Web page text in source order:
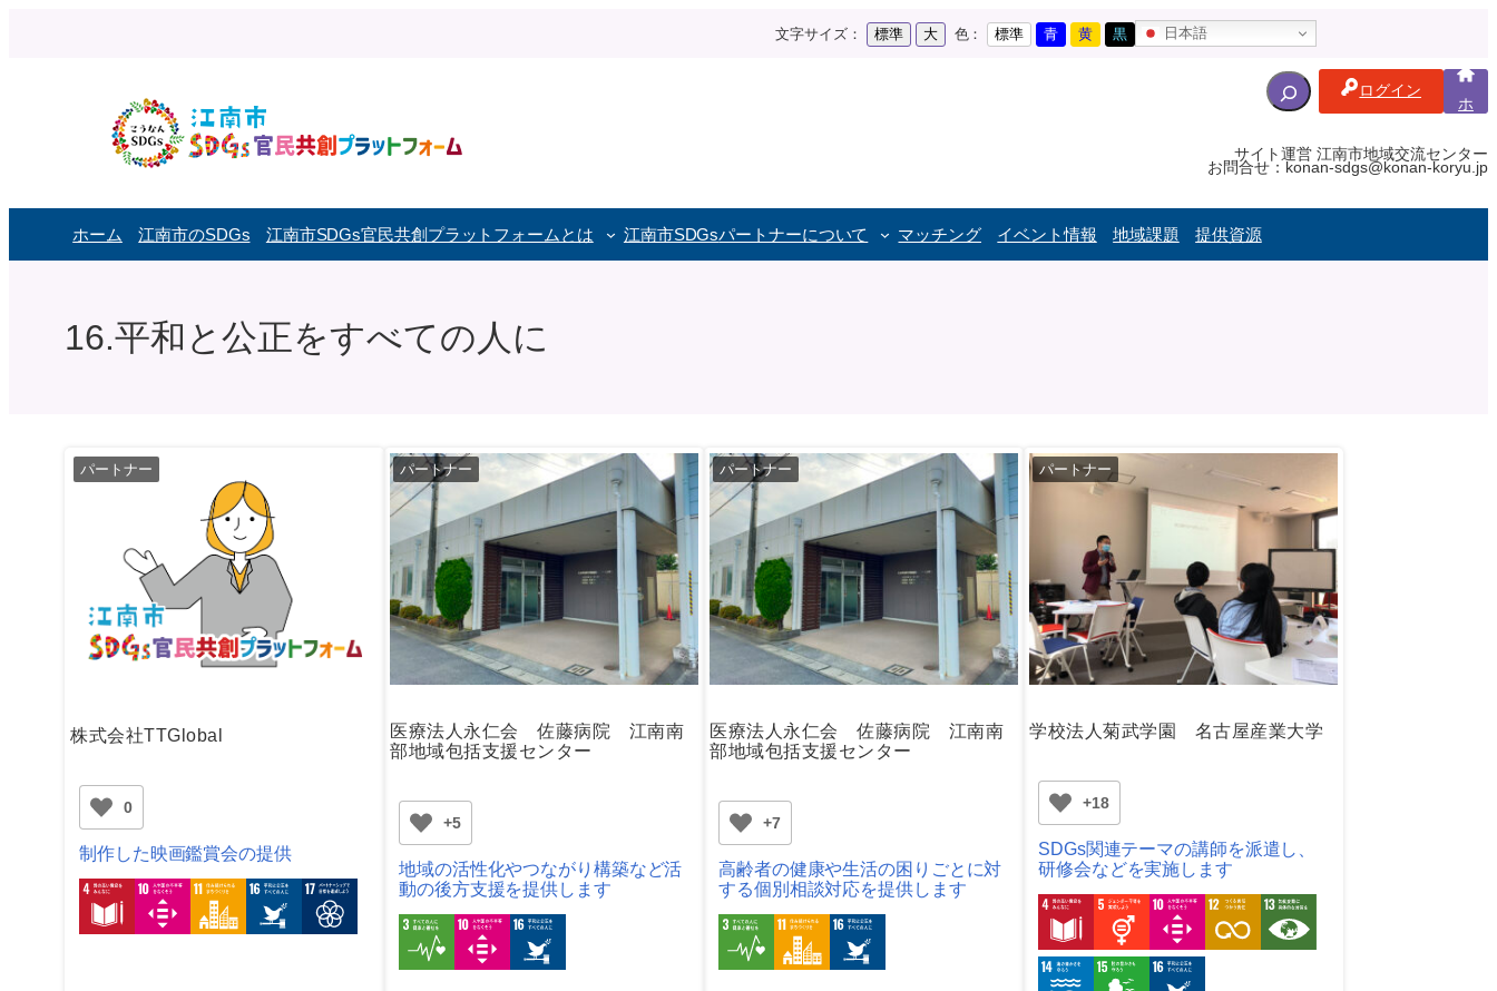
文字サイズ： 標準 大 色： 標準 青 黄 黒 日本語
f
ログイン
ホ
ム
サイト運営 江南市地域交流センター
お問合せ：konan-sdgs@konan-koryu.jp
ホーム 江南市のSDGs 江南市SDGs官民共創プラットフォームとは 江南市SDGsパートナーについて マッチング イベント情報 地域課題 提供資源
16.平和と公正をすべての人に
パートナー
株式会社TTGlobal
0
制作した映画鑑賞会の提供
パートナー
医療法人永仁会 佐藤病院 江南南
部地域包括支援センター
+5
地域の活性化やつながり構築など活
動の後方支援を提供します
パートナー
医療法人永仁会 佐藤病院 江南南
部地域包括支援センター
+7
高齢者の健康や生活の困りごとに対
する個別相談対応を提供します
パートナー
学校法人菊武学園 名古屋産業大学
+18
SDGs関連テーマの講師を派遣し、
研修会などを実施します